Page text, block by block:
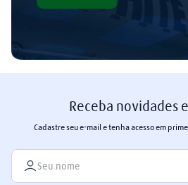
Receba novidades
Cadastre seu e-mail e tenha acesso em